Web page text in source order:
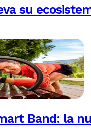
su
Band: la